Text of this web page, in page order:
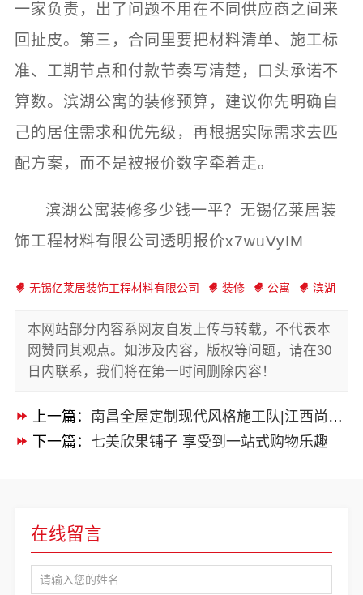
一家负责，出了问题不用在不同供应商之间来
回扯皮。第三，合同里要把材料清单、施工标
准、工期节点和付款节奏写清楚，口头承诺不
算数。滨湖公寓的装修预算，建议你先明确自
己的居住需求和优先级，再根据实际需求去匹
配方案，而不是被报价数字牵着走。
滨湖公寓装修多少钱一平？无锡亿莱居装
饰工程材料有限公司透明报价x7wuVyIM
无锡亿莱居装饰工程材料有限公司 装修 公寓 滨湖
本网站部分内容系网友自发上传与转载，不代表本
网赞同其观点。如涉及内容，版权等问题，请在30
日内联系，我们将在第一时间删除内容！
上一篇： 南昌全屋定制现代风格施工队|江西尚宅尚品新型环保材料有限公司口碑之选
下一篇： 七美欣果铺子 享受到一站式购物乐趣
在线留言